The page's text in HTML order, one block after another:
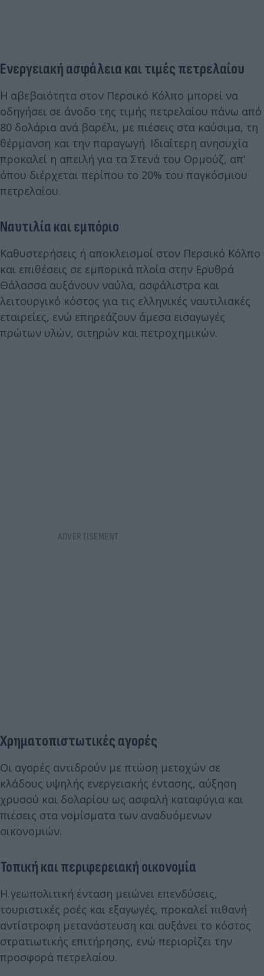
Ενεργειακή ασφάλεια και τιμές πετρελαίου
Η αβεβαιότητα στον Περσικό Κόλπο μπορεί να
οδηγήσει σε άνοδο της τιμής πετρελαίου πάνω από
80 δολάρια ανά βαρέλι, με πιέσεις στα καύσιμα, τη
θέρμανση και την παραγωγή. Ιδιαίτερη ανησυχία
προκαλεί η απειλή για τα Στενά του Ορμούζ, απ’
όπου διέρχεται περίπου το 20% του παγκόσμιου
πετρελαίου.
Ναυτιλία και εμπόριο
Καθυστερήσεις ή αποκλεισμοί στον Περσικό Κόλπο
και επιθέσεις σε εμπορικά πλοία στην Ερυθρά
Θάλασσα αυξάνουν ναύλα, ασφάλιστρα και
λειτουργικό κόστος για τις ελληνικές ναυτιλιακές
εταιρείες, ενώ επηρεάζουν άμεσα εισαγωγές
πρώτων υλών, σιτηρών και πετροχημικών.
Χρηματοπιστωτικές αγορές
Οι αγορές αντιδρούν με πτώση μετοχών σε
κλάδους υψηλής ενεργειακής έντασης, αύξηση
χρυσού και δολαρίου ως ασφαλή καταφύγια και
πιέσεις στα νομίσματα των αναδυόμενων
οικονομιών.
Τοπική και περιφερειακή οικονομία
Η γεωπολιτική ένταση μειώνει επενδύσεις,
τουριστικές ροές και εξαγωγές, προκαλεί πιθανή
αντίστροφη μετανάστευση και αυξάνει το κόστος
στρατιωτικής επιτήρησης, ενώ περιορίζει την
προσφορά πετρελαίου.